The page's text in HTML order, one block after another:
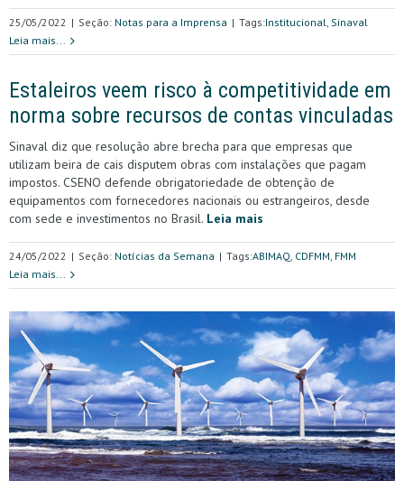
25/05/2022 | Seção: Notas para a Imprensa | Tags:Institucional, Sinaval
Leia mais...
Estaleiros veem risco à competitividade em
norma sobre recursos de contas vinculadas
Sinaval diz que resolução abre brecha para que empresas que
utilizam beira de cais disputem obras com instalações que pagam
impostos. CSENO defende obrigatoriedade de obtenção de
equipamentos com fornecedores nacionais ou estrangeiros, desde
com sede e investimentos no Brasil. Leia mais
24/05/2022 | Seção: Notícias da Semana | Tags:ABIMAQ, CDFMM, FMM
Leia mais...